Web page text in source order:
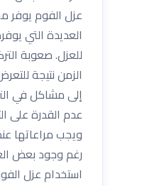
عزل الفوم يوفر
العديدة التي
للعزل. صعوبة
الزمن نتيجة
إلى مشاكل في
عدم القدرة على
ويجب مراعاتها
رغم وجود بعض
استخدام عزل